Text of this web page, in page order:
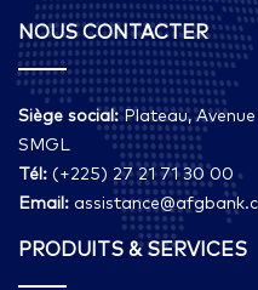
NOUS CONTACTER
Siège social:Plateau,
SMGL
Tél: (+225) 27 21 71 30 00
Email:
PRODUITS & SERVICES